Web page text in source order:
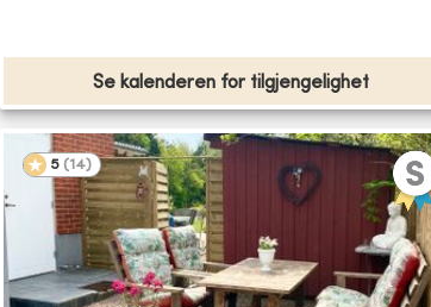
Se kalenderen for tilgjengelighet
5 (14)